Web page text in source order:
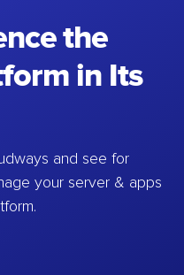
the
in Its
and see for
your server & apps